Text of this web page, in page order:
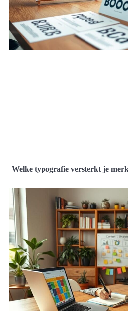
Welke typografie versterkt je